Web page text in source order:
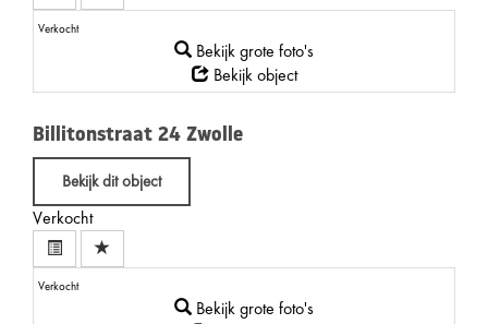
Verkocht
Bekijk grote foto's
Bekijk object
Billitonstraat 24 Zwolle
Bekijk dit object
Verkocht
Verkocht
Bekijk grote foto's